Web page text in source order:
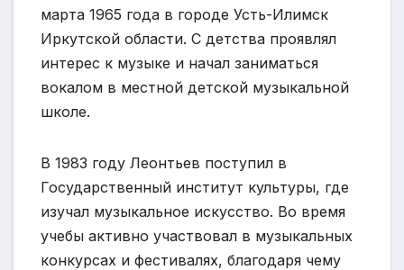
марта 1965 года в городе Усть-Илимск
Иркутской области. С детства проявлял
интерес к музыке и начал заниматься
вокалом в местной детской музыкальной
школе.
В 1983 году Леонтьев поступил в
Государственный институт культуры, где
изучал музыкальное искусство. Во время
учебы активно участвовал в музыкальных
конкурсах и фестивалях, благодаря чему